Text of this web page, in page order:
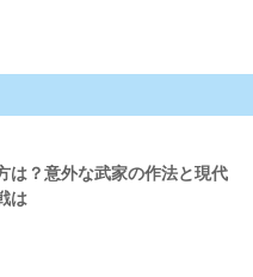
は？意外な武家の作法と現代
は